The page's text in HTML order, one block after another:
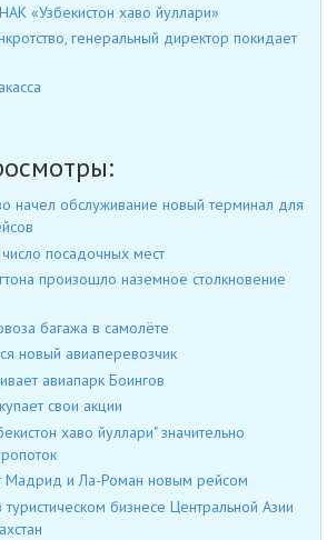
«Узбекистон хаво йуллари»
генеральный директор покидает
начел обслуживание новый терминал для
посадочных мест
произошло наземное столкновение
багажа в самолёте
новый авиаперевозчик
авиапарк Боингов
свои акции
хаво йуллари" значительно
Мадрид и Ла-Роман новым рейсом
бизнесе Центральной Азии